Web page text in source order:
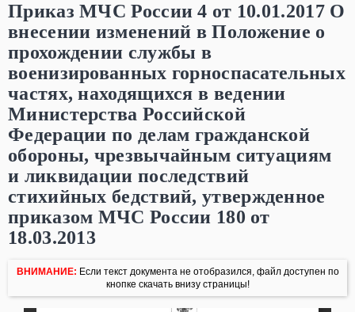
Приказ МЧС России 4 от 10.01.2017 О
внесении изменений в Положение о
прохождении службы в
военизированных горноспасательных
частях, находящихся в ведении
Министерства Российской
Федерации по делам гражданской
обороны, чрезвычайным ситуациям
и ликвидации последствий
стихийных бедствий, утвержденное
приказом МЧС России 180 от
18.03.2013
ВНИМАНИЕ: Если текст документа не отобразился, файл доступен по
кнопке скачать внизу страницы!